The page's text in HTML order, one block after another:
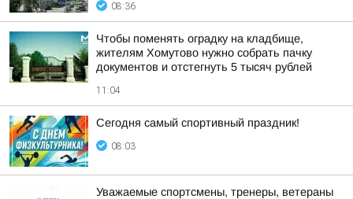
08:36
Чтобы поменять оградку на кладбище,
жителям Хомутово нужно собрать пачку
документов и отстегнуть 5 тысяч рублей
11:04
Сегодня самый спортивный праздник!
08:03
Уважаемые спортсмены, тренеры, ветераны